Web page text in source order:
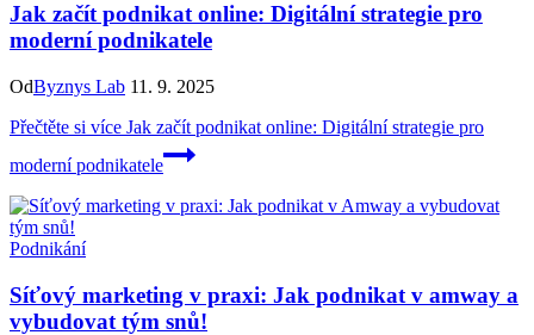
Jak začít podnikat online: Digitální strategie pro
moderní podnikatele
OdByznys Lab 11. 9. 2025
Přečtěte si více Jak začít podnikat online: Digitální strategie pro
moderní podnikatele
Podnikání
Síťový marketing v praxi: Jak podnikat v amway a
vybudovat tým snů!